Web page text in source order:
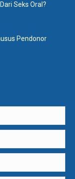
Seks Oral?
Pendonor